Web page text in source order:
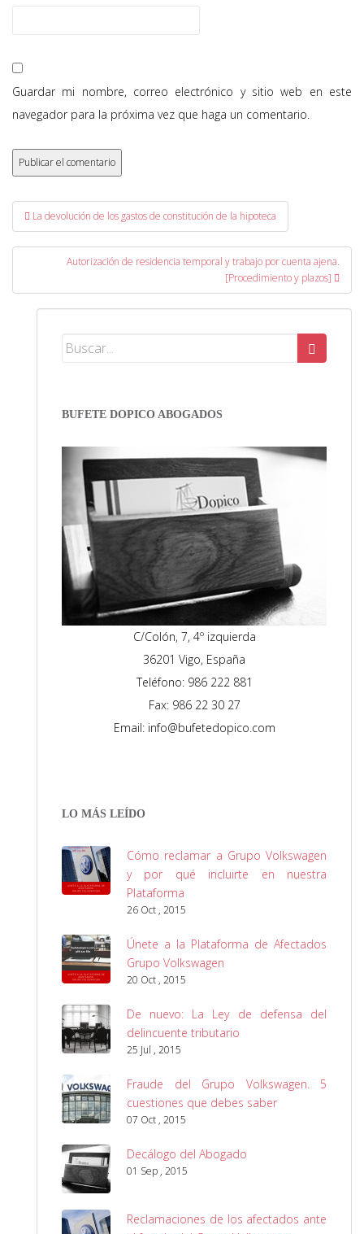
Guardar mi nombre, correo electrónico y sitio web en este
navegador para la próxima vez que haga un comentario.
Post navigation
La devolución de los gastos de constitución de la hipoteca
Autorización de residencia temporal y trabajo por cuenta ajena.
[Procedimiento y plazos]
BUFETE DOPICO ABOGADOS
C/Colón, 7, 4º izquierda
36201 Vigo, España
Teléfono: 986 222 881
Fax: 986 22 30 27
Email: info@bufetedopico.com
LO MÁS LEÍDO
Cómo reclamar a Grupo Volkswagen
y por qué incluirte en nuestra
Plataforma
26 Oct , 2015
Únete a la Plataforma de Afectados
Grupo Volkswagen
20 Oct , 2015
De nuevo: La Ley de defensa del
delincuente tributario
25 Jul , 2015
Fraude del Grupo Volkswagen. 5
cuestiones que debes saber
07 Oct , 2015
Decálogo del Abogado
01 Sep , 2015
Reclamaciones de los afectados ante